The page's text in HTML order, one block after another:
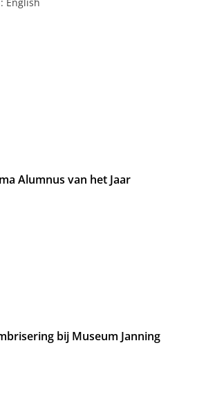
Alumnus van het Jaar
bij Museum Janning